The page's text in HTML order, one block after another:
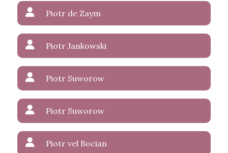
Piotr de Zaym
Piotr Jankowski
Piotr Suworow
Piotr Suworow
Piotr vel Bocian